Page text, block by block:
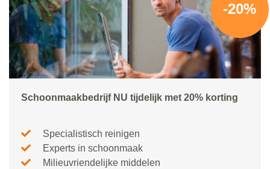
-20%
Schoonmaakbedrijf NU tijdelijk met 20% korting
Specialistisch reinigen
Experts in schoonmaak
Milieuvriendelijke middelen